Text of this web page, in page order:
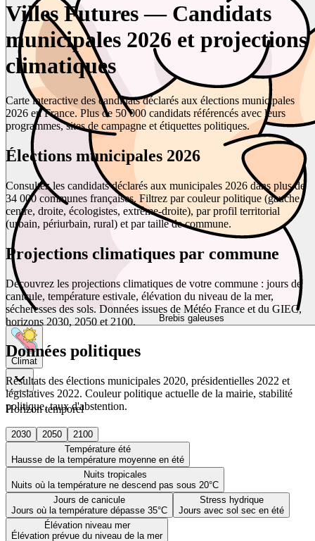
Brebis galeuses
Climat
Horizon temporel
2030 2050
2100
Température été
Hausse de la température moyenne en été
Nuits tropicales
Nuits où la température ne descend pas sous 20°C
Jours de canicule
Jours où la température dépasse 35°C
Stress hydrique
Jours avec sol sec en été
Élévation niveau mer
Élévation prévue du niveau de la mer
Villes Futures — Candidats
municipales 2026 et projections
climatiques
Carte interactive des candidats déclarés aux élections municipales
2026 en France. Plus de 50 000 candidats référencés avec leurs
programmes, sites de campagne et étiquettes politiques.
Élections municipales 2026
Consultez les candidats déclarés aux municipales 2026 dans plus de
34 000 communes françaises. Filtrez par couleur politique (gauche,
centre, droite, écologistes, extrême-droite), par profil territorial
(urbain, périurbain, rural) et par taille de commune.
Projections climatiques par commune
Découvrez les projections climatiques de votre commune : jours de
canicule, température estivale, élévation du niveau de la mer,
sécheresses des sols. Données issues de Météo France et du GIEC,
horizons 2030, 2050 et 2100.
Données politiques
Résultats des élections municipales 2020, présidentielles 2022 et
législatives 2022. Couleur politique actuelle de la mairie, stabilité
politique, taux d'abstention.